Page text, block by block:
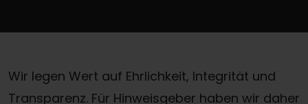
Wir legen Wert auf Ehrlichkeit, Integrität und
Transparenz. Für Hinweisgeber haben wir daher